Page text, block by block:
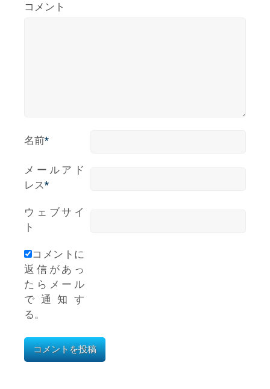
コメント
名前*
メールアド
レス*
ウェブサイ
ト
コメントに
返信があっ
たらメール
で通知す
る。